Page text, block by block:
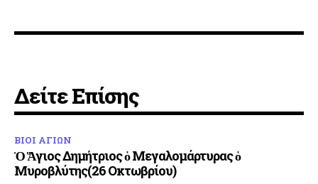
Δείτε Επίσης
ΒΙΟΙ ΑΓΙΩΝ
Ὁ Ἅγιος Δημήτριος ὁ Μεγαλομάρτυρας ὁ
Μυροβλύτης(26 Οκτωβρίου)